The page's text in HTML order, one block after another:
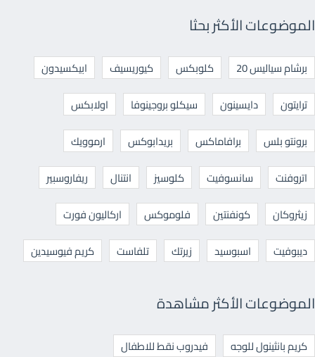
الموضوعات الأكثر بحثا
برشام سياليس 20 كلوبكس كيوريسيف
ابيكسيدون
ترايتون
دايسينون سيكلو بروجينوفا
اولابكس
برونتو بلس
برافاماكس بريدابوكس
ارموويك
اتروفنت
سانسوفيت كلوسيز انتنال
ريفاروسبير
زيثروكان
كونفنتين فلوموكس
اركاليون فورت
ديبوفيت
اسبوسيد زيرتك تلفاست كريم فيوسيدين
الموضوعات الأكثر مشاهدة
كريم بانثينول للوجه فيدروب نقط للاطفال